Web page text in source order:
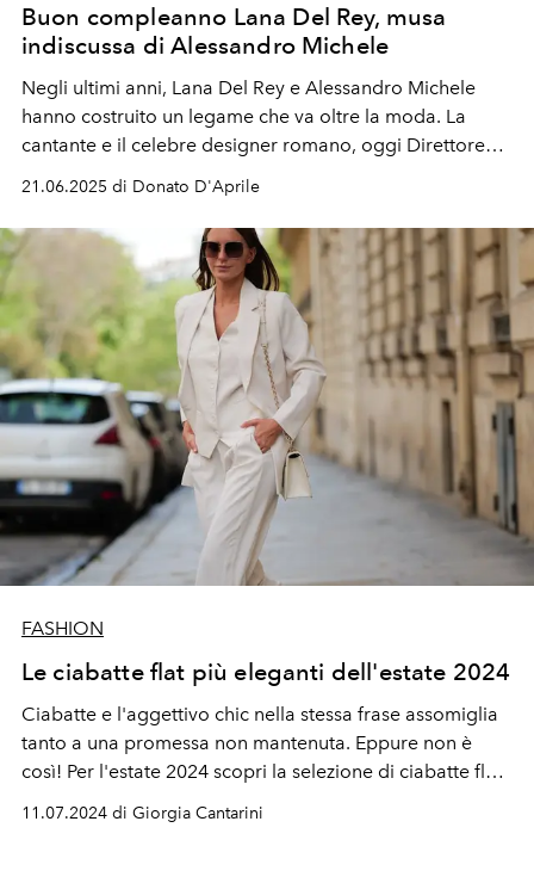
Buon compleanno Lana Del Rey, musa
indiscussa di Alessandro Michele
Negli ultimi anni, Lana Del Rey e Alessandro Michele
hanno costruito un legame che va oltre la moda. La
cantante e il celebre designer romano, oggi Direttore
fashion system
inossidabili. Nel giorno del suo quarantesimo
compleanno, celebriamo questo legame così unico.
21.06.2025 di Donato D'Aprile
FASHION
Le ciabatte flat più eleganti dell'estate 2024
Ciabatte e l'aggettivo chic nella stessa frase assomiglia
tanto a una promessa non mantenuta. Eppure non è
così! Per l'estate 2024 scopri la selezione di ciabatte flat
11.07.2024 di Giorgia Cantarini